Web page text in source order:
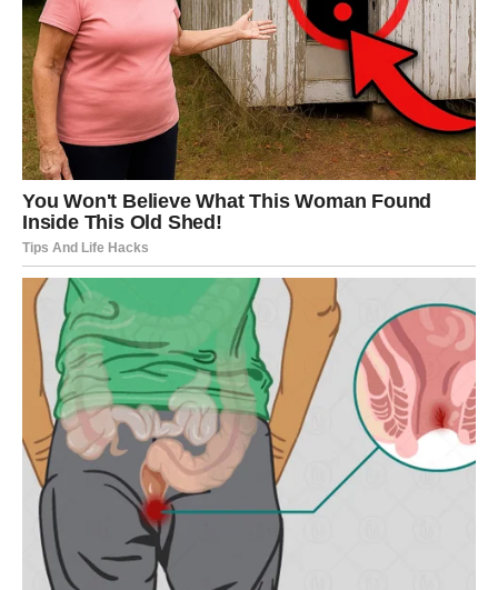
Kraj maja donosi šok koji će se
dugo pamtiti
Jedan poziv ili poruka menja sve
Za mnoge Ovnove poslednji dani maja biće obeleženi
jednim iznenadnim pozivom, porukom ili informacijom
koja će promeniti kompletno raspoloženje. Neko će čuti
vest koja će ih ostaviti bez daha, dok će drugi shvatiti da
se iza svega krije mnogo veća priča nego što su mislili.